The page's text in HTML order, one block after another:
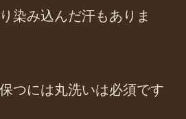
染み込んだ汗もありま
つには丸洗いは必須です